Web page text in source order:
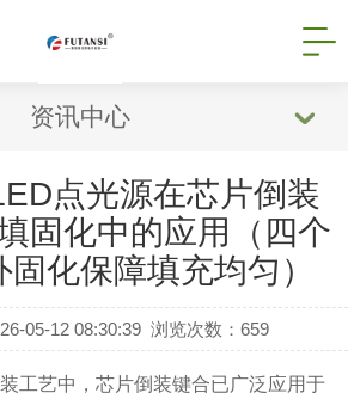
资讯中心
点光源在芯片倒装
固化中的应用（四个
化保障填充均匀）
05-12 08:30:39 浏览次数：659
艺中，芯片倒装键合已广泛应用于